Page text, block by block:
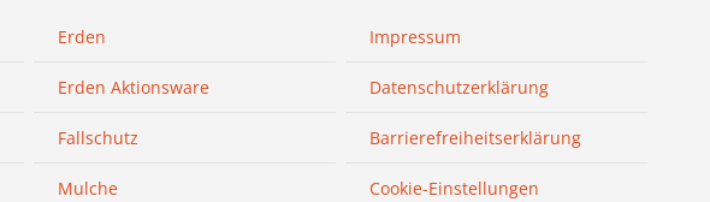
Erden
Erden Aktionsware
Fallschutz
Mulche
Impressum
Datenschutzerklärung
Barrierefreiheitserklärung
Cookie-Einstellungen